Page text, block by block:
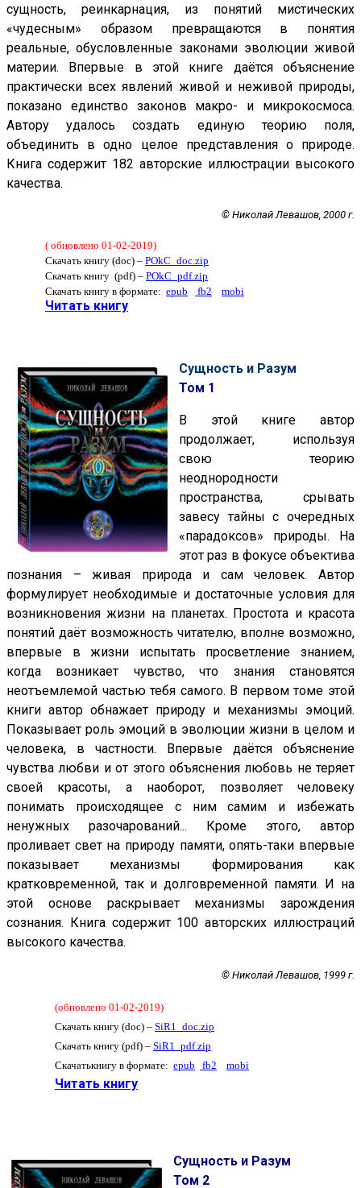
сущность, реинкарнация, из понятий мистических
«чудесным» образом превращаются в понятия
реальные, обусловленные законами эволюции живой
материи. Впервые в этой книге даётся объяснение
практически всех явлений живой и неживой природы,
показано единство законов макро- и микрокосмоса.
Автору удалось создать единую теорию поля,
объединить в одно целое представления о природе.
Книга содержит 182 авторские иллюстрации высокого
качества.
© Николай Левашов, 2000 г.
( обновлено 01-02-2019)
Скачать книгу (doc) – POkC_doc.zip
Скачать книгу (pdf) – POkC_pdf.zip
Скачать книгу в формате: epub fb2 mobi
Читать книгу
Сущность и Разум
Том 1
В этой книге автор
продолжает, используя
свою теорию
неоднородности
пространства, срывать
завесу тайны с очередных
«парадоксов» природы. На
этот раз в фокусе объектива
познания – живая природа и сам человек. Автор
формулирует необходимые и достаточные условия для
возникновения жизни на планетах. Простота и красота
понятий даёт возможность читателю, вполне возможно,
впервые в жизни испытать просветление знанием,
когда возникает чувство, что знания становятся
неотъемлемой частью тебя самого. В первом томе этой
книги автор обнажает природу и механизмы эмоций.
Показывает роль эмоций в эволюции жизни в целом и
человека, в частности. Впервые даётся объяснение
чувства любви и от этого объяснения любовь не теряет
своей красоты, а наоборот, позволяет человеку
понимать происходящее с ним самим и избежать
ненужных разочарований... Кроме этого, автор
проливает свет на природу памяти, опять-таки впервые
показывает механизмы формирования как
кратковременной, так и долговременной памяти. И на
этой основе раскрывает механизмы зарождения
сознания. Книга содержит 100 авторских иллюстраций
высокого качества.
© Николай Левашов, 1999 г.
(обновлено 01-02-2019)
Скачать книгу (doc) – SiR1_doc.zip
Скачать книгу (pdf) – SiR1_pdf.zip
Скачатькнигу в формате: epub fb2 mobi
Читать книгу
Сущность и Разум
Том 2